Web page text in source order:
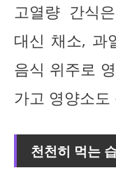
고열량 간식
대신 채소, 과
음식 위주로
가고 영양소
천천히 먹는